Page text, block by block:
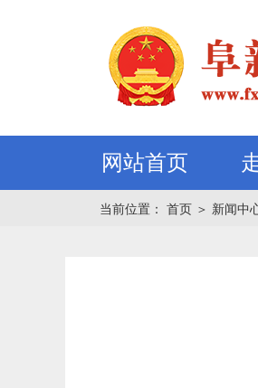
网站首页
当前位置： 首页 ＞ 新闻中